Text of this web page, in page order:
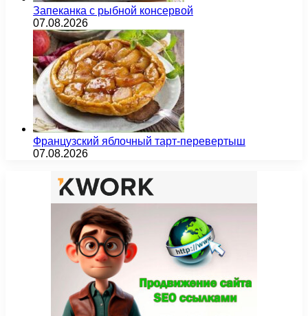
Запеканка с рыбной консервой
07.08.2026
Французский яблочный тарт-перевертыш
07.08.2026